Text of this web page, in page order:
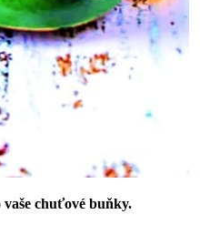
chuťové buňky.